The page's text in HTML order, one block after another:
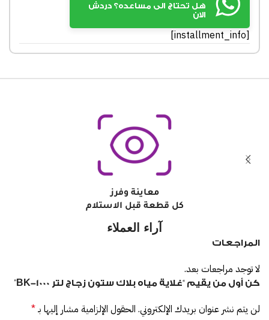
هل تحتاج الى مساعده؟ دردش
الان
[installment_info]
معاينة وفرز
كل قطعة قبل الاستلام
آراء العملاء
المراجعات
لا توجد مراجعات بعد.
كن أول من يقيم “غلاية مياه بلاك ستون زجاج لتر BK-1000”
لن يتم نشر عنوان بريدك الإلكتروني. الحقول الإلزامية مشار إليها بـ*